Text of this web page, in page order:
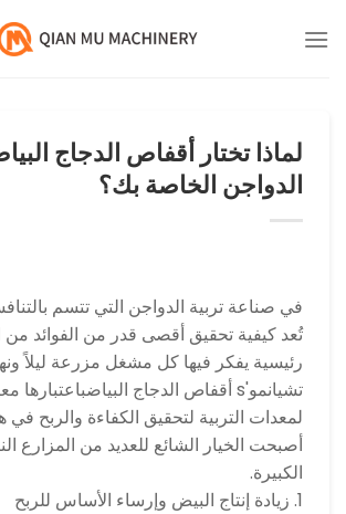
للمحتوى
لماذا تختار أقفاص الدجاج
الدواجن الخاصة بك؟
في صناعة تربية الدواجن التي تتسم
تُعد كيفية تحقيق أقصى قدر من الفوائد من
رئيسية يفكر فيها كل مشغل مزرعة ليلاً
تشيانمو's أقفاص الدجاج البياضباعتبارها
لمعدات التربية لتحقيق الكفاءة والربح في
أصبحت الخيار الشائع للعديد من المزارع
الكبيرة.
1. زيادة إنتاج البيض وإرساء الأساس للربح